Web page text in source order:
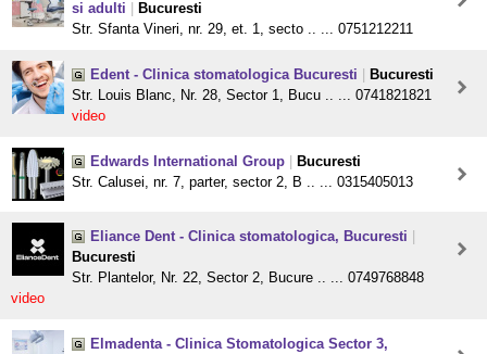
si adulti
Bucuresti
Str. Sfanta Vineri, nr. 29, et. 1, secto .. ... 0751212211
Edent - Clinica stomatologica Bucuresti
Bucuresti
Str. Louis Blanc, Nr. 28, Sector 1, Bucu .. ... 0741821821
video
Edwards International Group
Bucuresti
Str. Calusei, nr. 7, parter, sector 2, B .. ... 0315405013
Eliance Dent - Clinica stomatologica, Bucuresti
Bucuresti
Str. Plantelor, Nr. 22, Sector 2, Bucure .. ... 0749768848
video
Elmadenta - Clinica Stomatologica Sector 3,